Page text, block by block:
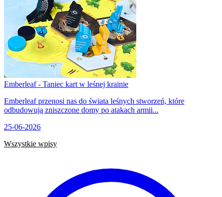
Emberleaf - Taniec kart w leśnej krainie
Emberleaf przenosi nas do świata leśnych stworzeń, które
odbudowują zniszczone domy po atakach armii...
25-06-2026
Wszystkie wpisy